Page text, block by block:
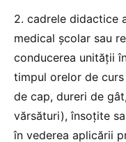
2. cadrele didactice
medical şcolar sau
conducerea unităţii
timpul orelor de
de cap, dureri de
vărsături), însoţite
în vederea aplicării